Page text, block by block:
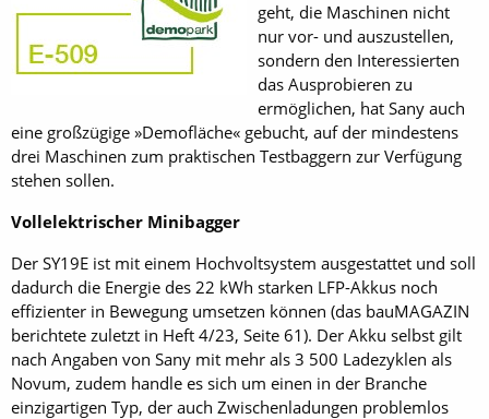
geht, die Maschinen nicht
nur vor- und auszustellen,
sondern den Interessierten
das Ausprobieren zu
ermöglichen, hat Sany auch
eine großzügige »Demofläche« gebucht, auf der mindestens
drei Maschinen zum praktischen Testbaggern zur Verfügung
stehen sollen.
Vollelektrischer Minibagger
Der SY19E ist mit einem Hochvoltsystem ausgestattet und soll
dadurch die Energie des 22 kWh starken LFP-Akkus noch
effizienter in Bewegung umsetzen können (das bau­MAGAZIN
berichtete zuletzt in Heft 4/23, Seite 61). Der Akku selbst gilt
nach Angaben von Sany mit mehr als 3 500 Ladezyklen als
Novum, zudem handle es sich um einen in der Branche
einzigartigen Typ, der auch Zwischenladungen problemlos